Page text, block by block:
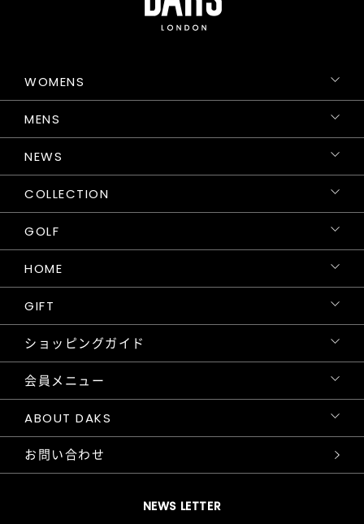
NEWS LETTER
WOMENS
MENS
NEWS
COLLECTION
GOLF
HOME
GIFT
ショッピングガイド
会員メニュー
ABOUT DAKS
お問い合わせ